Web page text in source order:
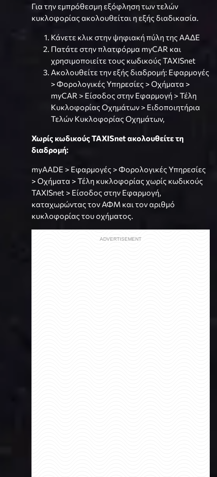
Για την εμπρόθεσμη εξόφληση των τελών
κυκλοφορίας ακολουθείται η εξής διαδικασία.
Κάνετε κλικ στην ψηφιακή πύλη της ΑΑΔΕ
Πατάτε στην πλατφόρμα myCAR και
χρησιμοποιείτε τους κωδικούς TAXISnet
Ακολουθείτε την εξής διαδρομή: Εφαρμογές
> Φορολογικές Υπηρεσίες > Οχήματα >
myCAR > Είσοδος στην Εφαρμογή > Τέλη
Κυκλοφορίας Οχημάτων > Ειδοποιητήρια
Τελών Κυκλοφορίας Οχημάτων,
Χωρίς κωδικούς TAXISnet ακολουθείτε τη
διαδρομή:
myAADE > Εφαρμογές > Φορολογικές Υπηρεσίες
> Οχήματα > Τέλη κυκλοφορίας χωρίς κωδικούς
TAXISnet > Είσοδος στην Εφαρμογή,
καταχωρώντας τον ΑΦΜ και τον αριθμό
κυκλοφορίας του οχήματος.